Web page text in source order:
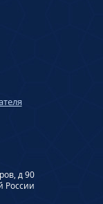
д 90
России